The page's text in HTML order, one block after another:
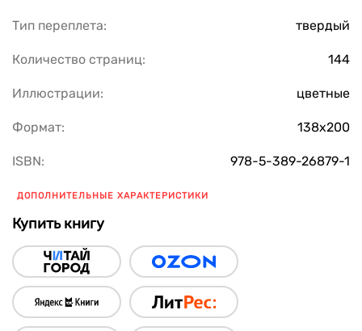
Тип переплета: твердый
Количество страниц: 144
Иллюстрации: цветные
Формат: 138х200
ISBN: 978-5-389-26879-1
ДОПОЛНИТЕЛЬНЫЕ ХАРАКТЕРИСТИКИ
Купить книгу